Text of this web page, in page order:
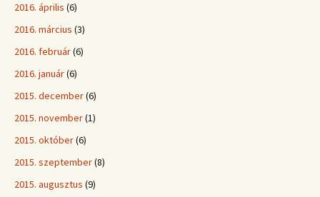
2016. április (6)
2016. március (3)
2016. február(6)
2016. január(6)
2015. december(6)
2015. november(1)
2015. október(6)
2015. szeptember(8)
2015. augusztus (9)